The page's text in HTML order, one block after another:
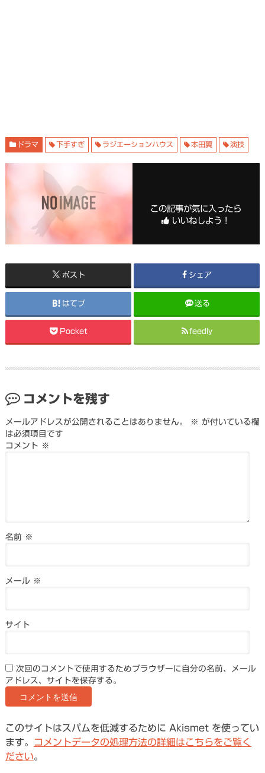
ドラマ 下手すぎ ラジエーションハウス 本田翼 演技
この記事が気に入ったら
いいねしよう！
ポスト シェア
はてブ 送る
Pocket feedly
コメントを残す
メールアドレスが公開されることはありません。 ※ が付いている欄
は必須項目です
コメント ※
名前 ※
メール ※
サイト
次回のコメントで使用するためブラウザーに自分の名前、メール
アドレス、サイトを保存する。
このサイトはスパムを低減するために Akismet を使ってい
ます。
コメントデータの処理方法の詳細はこちらをご覧く
ださい。